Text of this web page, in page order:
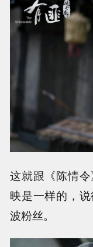
这就跟《陈情
映是一样的，
波粉丝。